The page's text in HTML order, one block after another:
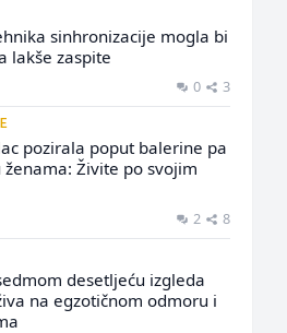
sinhronizacije mogla bi
lakše zaspite
0 3
pozirala poput balerine pa
Živite po svojim
2 8
desetljeću izgleda
na egzotičnom odmoru i